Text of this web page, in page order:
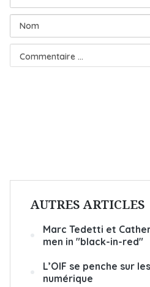
AUTRES ARTICLES
Marc Tedetti et
men in "black-in-red"
L’OIF se penche sur
numérique